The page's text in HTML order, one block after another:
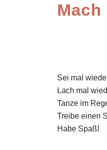
Sei mal
Lach mal
Tanze im
Treibe einen
Habe Spaß!